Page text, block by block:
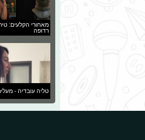
מאחורי הקלעים:
רדופה
טליה עובדיה - מעלים